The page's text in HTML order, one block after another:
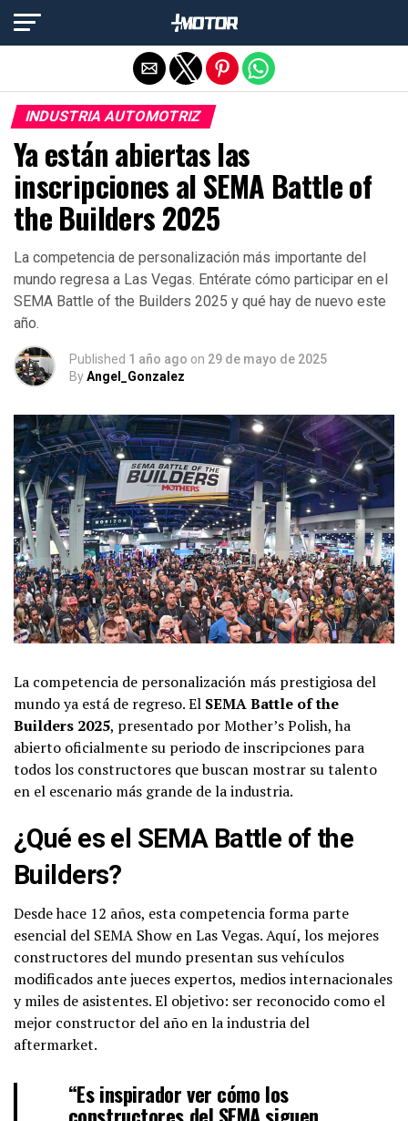
INDUSTRIA AUTOMOTRIZ
Ya están abiertas las
inscripciones al SEMA Battle of
the Builders 2025
La competencia de personalización más importante del
mundo regresa a Las Vegas. Entérate cómo participar en el
SEMA Battle of the Builders 2025 y qué hay de nuevo este
año.
Published 1 año ago on 29 de mayo de 2025
ByAngel_Gonzalez
La competencia de personalización más prestigiosa del
mundo ya está de regreso. El SEMA Battle of the
Builders 2025, presentado por Mother’s Polish, ha
abierto oficialmente su periodo de inscripciones para
todos los constructores que buscan mostrar su talento
en el escenario más grande de la industria.
¿Qué es el SEMA Battle of the
Builders?
Desde hace 12 años, esta competencia forma parte
esencial del SEMA Show en Las Vegas. Aquí, los mejores
constructores del mundo presentan sus vehículos
modificados ante jueces expertos, medios internacionales
y miles de asistentes. El objetivo: ser reconocido como el
mejor constructor del año en la industria del
aftermarket.
“Es inspirador ver cómo los
constructores del SEMA siguen
Salir de la versión móvil